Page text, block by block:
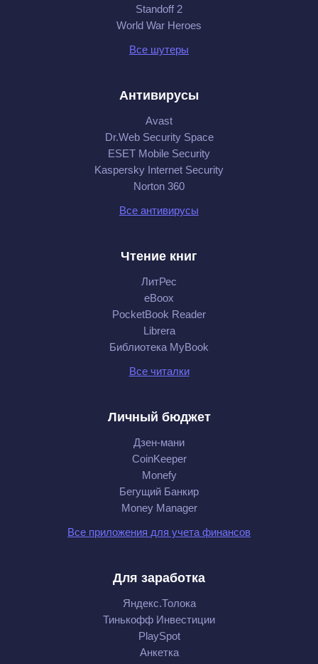
Standoff 2
World War Heroes
Все шутеры
Антивирусы
Avast
Dr.Web Security Space
ESET Mobile Security
Kaspersky Internet Security
Norton 360
Все антивирусы
Чтение книг
ЛитРес
eBoox
PocketBook Reader
Librera
Библиотека MyBook
Все читалки
Личный бюджет
Дзен-мани
CoinKeeper
Monefy
Бегущий Банкир
Money Manager
Все приложения для учета финансов
Для заработка
Яндекс.Толока
Тинькофф Инвестиции
PlaySpot
Анкетка